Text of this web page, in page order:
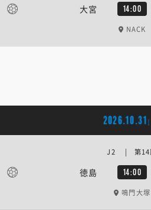
大宮 14:00
NACK
2026.10.31
徳島 14:00
J2 | 第14
鳴門大塚